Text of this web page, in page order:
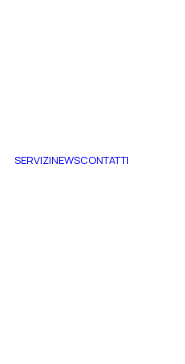
SERVIZINEWSCONTATTI